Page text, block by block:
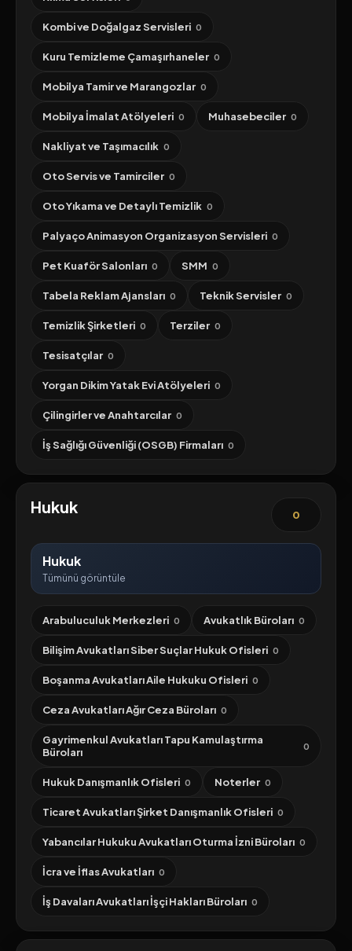
Kombi ve Doğalgaz Servisleri 0
Kuru Temizleme Çamaşırhaneler 0
Mobilya Tamir ve Marangozlar 0
Mobilya İmalat Atölyeleri 0 Muhasebeciler 0
Nakliyat ve Taşımacılık 0
Oto Servis ve Tamirciler 0
Oto Yıkama ve Detaylı Temizlik 0
Palyaço Animasyon Organizasyon Servisleri 0
Pet Kuaför Salonları 0 SMM 0
Tabela Reklam Ajansları 0 Teknik Servisler 0
Temizlik Şirketleri 0 Terziler 0
Tesisatçılar 0
Yorgan Dikim Yatak Evi Atölyeleri 0
Çilingirler ve Anahtarcılar 0
İş Sağlığı Güvenliği (OSGB) Firmaları 0
Hukuk 0
Hukuk
Tümünü görüntüle
Arabuluculuk Merkezleri 0 Avukatlık Büroları 0
Bilişim Avukatları Siber Suçlar Hukuk Ofisleri 0
Boşanma Avukatları Aile Hukuku Ofisleri 0
Ceza Avukatları Ağır Ceza Büroları 0
Gayrimenkul Avukatları Tapu Kamulaştırma
Büroları
0
Hukuk Danışmanlık Ofisleri 0 Noterler 0
Ticaret Avukatları Şirket Danışmanlık Ofisleri 0
Yabancılar Hukuku Avukatları Oturma İzni Büroları 0
İcra ve İflas Avukatları 0
İş Davaları Avukatları İşçi Hakları Büroları 0